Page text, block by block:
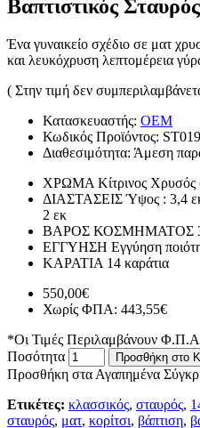
Βαπτιστικός
Ένα γυναικείο σχέδιο σε ματ
και λευκόχρυση λεπτομέρεια
( Στην τιμή δεν
Κατασκευαστής: OEM
Κωδικός Προϊόντος:
Διαθεσιμότητα: Άμεση
ΧΡΩΜΑ Κίτρινος
ΔΙΑΣΤΑΣΕΙΣ Ύψος : 3,4
2 εκ
ΒΑΡΟΣ ΚΟΣΜΗΜΑΤΟΣ
ΕΓΓΥΗΣΗ Εγγύηση
ΚΑΡΑΤΙΑ 14 καράτια
550,00€
Χωρίς ΦΠΑ: 443,55€
*Οι Τιμές Περιλαμβάνουν
Ποσότητα
Προσθήκη στο
Προσθήκη στα Αγαπημένα
Ετικέτες: κλασσικός, σταυρός,
σταυρός, ματ, κορίτσι, βάπτιση,